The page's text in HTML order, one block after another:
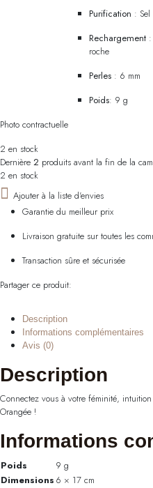
Purification :
Rechargement
roche
Perles : 6 mm
Poids: 9 g
Photo contractuelle
2 en stock
Dernière 2 produits avant la fin de la
2 en stock
Ajouter à la liste d'envies
Garantie du meilleur prix
Livraison gratuite sur toutes les
Transaction sûre et sécurisée
Partager ce produit:
Description
Informations complémentaires
Avis (0)
Description
Connectez vous à votre féminité,
Orangée !
Informations
Poids
9 g
Dimensions 6 × 17 cm